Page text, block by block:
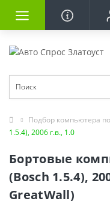
Подбор компьютера
1.5.4), 2006 г.в., 1.0
Бортовые
(Bosch 1.5.4),
GreatWall)